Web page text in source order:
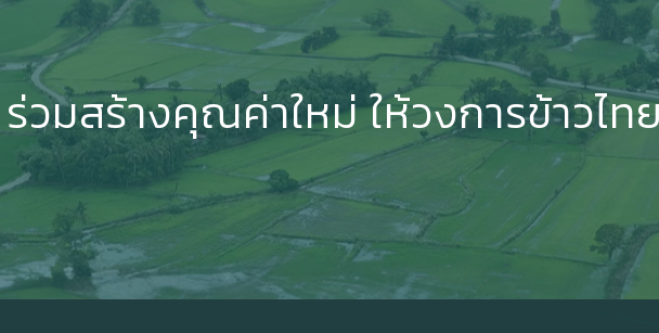
ร่วมสร้างคุณค่าใหม่ ให้วงการข้าวไท